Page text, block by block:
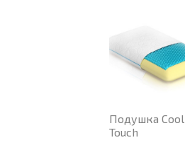
Подушка Cool
Touch